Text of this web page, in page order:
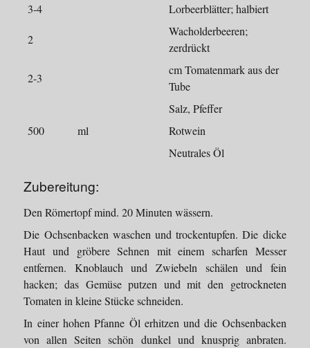
3-4
Lorbeerblätter; halbiert
2
Wacholderbeeren;
zerdrückt
2-3
cm Tomatenmark aus der
Tube
Salz, Pfeffer
500
ml
Rotwein
Neutrales Öl
Zubereitung:
Den Römertopf mind. 20 Minuten wässern.
Die Ochsenbacken waschen und trockentupfen. Die dicke
Haut und gröbere Sehnen mit einem scharfen Messer
entfernen. Knoblauch und Zwiebeln schälen und fein
hacken; das Gemüse putzen und mit den getrockneten
Tomaten in kleine Stücke schneiden.
In einer hohen Pfanne Öl erhitzen und die Ochsenbacken
von allen Seiten schön dunkel und knusprig anbraten.